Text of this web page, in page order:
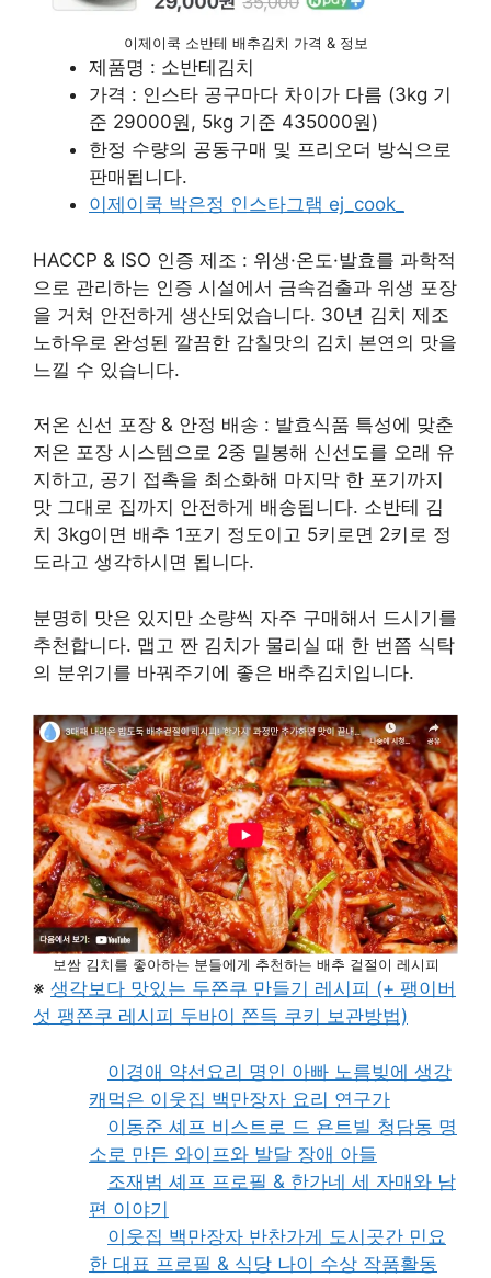
이제이쿡 소반테 배추김치 가격 & 정보
제품명 : 소반테김치
가격 : 인스타 공구마다 차이가 다름 (3kg 기
준 29000원, 5kg 기준 435000원)
한정 수량의 공동구매 및 프리오더 방식으로
판매됩니다.
이제이쿡 박은정 인스타그램 ej_cook_
HACCP & ISO 인증 제조 : 위생·온도·발효를 과학적
으로 관리하는 인증 시설에서 금속검출과 위생 포장
을 거쳐 안전하게 생산되었습니다. 30년 김치 제조
노하우로 완성된 깔끔한 감칠맛의 김치 본연의 맛을
느낄 수 있습니다.
​저온 신선 포장 & 안정 배송 : 발효식품 특성에 맞춘
저온 포장 시스템으로 2중 밀봉해 신선도를 오래 유
지하고, 공기 접촉을 최소화해 마지막 한 포기까지
맛 그대로 집까지 안전하게 배송됩니다. 소반테 김
치 3kg이면 배추 1포기 정도이고 5키로면 2키로 정
도라고 생각하시면 됩니다.
분명히 맛은 있지만 소량씩 자주 구매해서 드시기를
추천합니다. 맵고 짠 김치가 물리실 때 한 번쯤 식탁
의 분위기를 바꿔주기에 좋은 배추김치입니다.
보쌈 김치를 좋아하는 분들에게 추천하는 배추 겉절이 레시피
※ 생각보다 맛있는 두쫀쿠 만들기 레시피 (+ 팽이버
섯 팽쫀쿠 레시피 두바이 쫀득 쿠키 보관방법)
이경애 약선요리 명인 아빠 노름빚에 생강
캐먹은 이웃집 백만장자 요리 연구가
이동준 셰프 비스트로 드 욘트빌 청담동 명
소로 만든 와이프와 발달 장애 아들
조재범 셰프 프로필 & 한가네 세 자매와 남
편 이야기
이웃집 백만장자 반찬가게 도시곳간 민요
한 대표 프로필 & 식당 나이 수상 작품활동